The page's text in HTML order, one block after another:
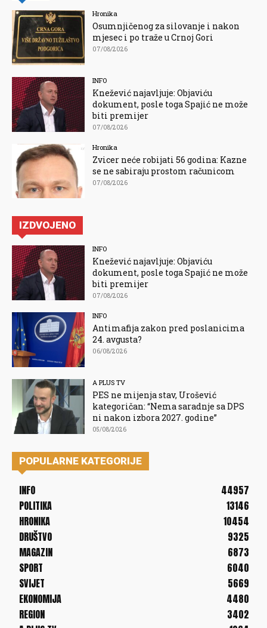
Hronika
Osumnjičenog za silovanje i nakon
mjesec i po traže u Crnoj Gori
07/08/2026
INFO
Knežević najavljuje: Objaviću
dokument, posle toga Spajić ne može
biti premijer
07/08/2026
Hronika
Zvicer neće robijati 56 godina: Kazne
se ne sabiraju prostom računicom
07/08/2026
IZDVOJENO
INFO
Knežević najavljuje: Objaviću
dokument, posle toga Spajić ne može
biti premijer
07/08/2026
INFO
Antimafija zakon pred poslanicima
24. avgusta?
06/08/2026
A PLUS TV
PES ne mijenja stav, Urošević
kategoričan: “Nema saradnje sa DPS
ni nakon izbora 2027. godine”
05/08/2026
POPULARNE KATEGORIJE
INFO
44957
POLITIKA
13146
HRONIKA
10454
DRUŠTVO
9325
MAGAZIN
6873
SPORT
6040
SVIJET
5669
EKONOMIJA
4480
REGION
3402